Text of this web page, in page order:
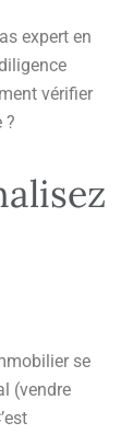
expert en
vérifier
?
se
(vendre